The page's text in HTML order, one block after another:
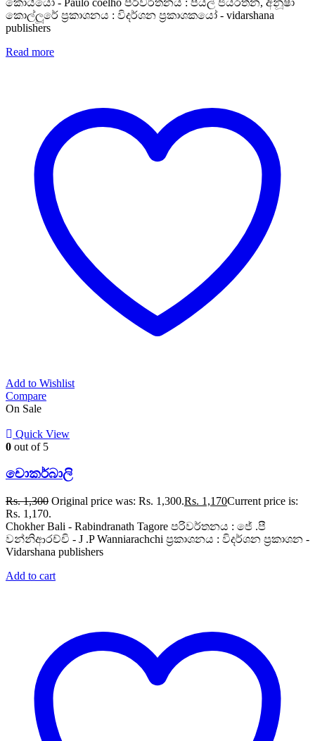
කොල්ලූරේ ප්‍රකාශනය : විදර්ශන ප්‍රකාශකයෝ - vidarshana
publishers
Read more
Add to Wishlist
Compare
On Sale
Quick View
0 out of 5
චොකර්බාලි
Rs.1,300 Original price was: Rs. 1,300.Rs. 1,170Current price is:
Rs. 1,170.
Chokher Bali - Rabindranath Tagore පරිවර්තනය : ජේ .පී
වන්නිආරච්චි - J .P Wanniarachchi ප්‍රකාශනය : විදර්ශන ප්‍රකාශන -
Vidarshana publishers
Add to cart